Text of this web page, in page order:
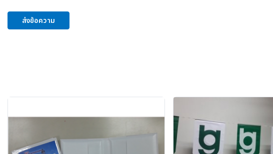
ส่งข้อความ